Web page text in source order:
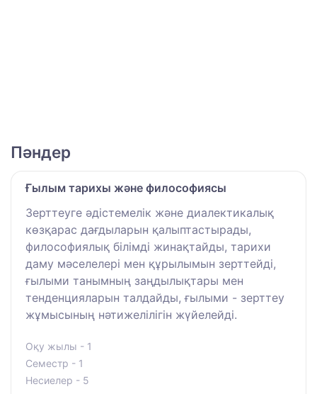
Пәндер
Ғылым тарихы және философиясы
Зерттеуге әдістемелік және диалектикалық
көзқарас дағдыларын қалыптастырады,
философиялық білімді жинақтайды, тарихи
даму мәселелері мен құрылымын зерттейді,
ғылыми танымның заңдылықтары мен
тенденцияларын талдайды, ғылыми - зерттеу
жұмысының нәтижелілігін жүйелейді.
Оқу жылы - 1
Семестр - 1
Несиелер - 5